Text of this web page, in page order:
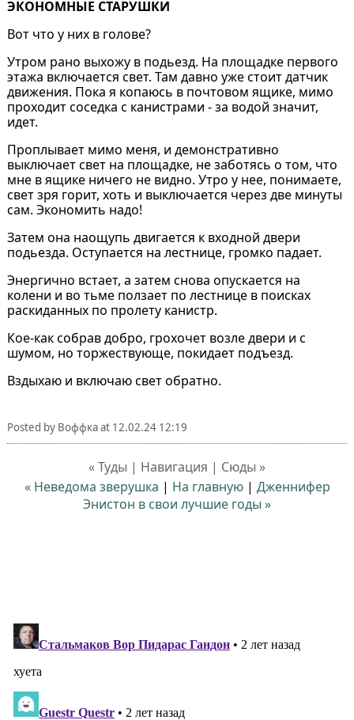
ЭКОНОМНЫЕ СТАРУШКИ
Вот что у них в голове?
Утром рано выхожу в подьезд. На площадке первого
этажа включается свет. Там давно уже стоит датчик
движения. Пока я копаюсь в почтовом ящике, мимо
проходит соседка с канистрами - за водой значит,
идет.
Проплывает мимо меня, и демонстративно
выключает свет на площадке, не заботясь о том, что
мне в ящике ничего не видно. Утро у нее, понимаете,
свет зря горит, хоть и выключается через две минуты
сам. Экономить надо!
Затем она наощупь двигается к входной двери
подьезда. Оступается на лестнице, громко падает.
Энергично встает, а затем снова опускается на
колени и во тьме ползает по лестнице в поисках
раскиданных по пролету канистр.
Кое-как собрав добро, грохочет возле двери и с
шумом, но торжествующе, покидает подъезд.
Вздыхаю и включаю свет обратно.
Posted by Воффкаat 12.02.24 12:19
« Туды | Навигация | Сюды »
« Неведома зверушка | На главную| Дженнифер
Энистон в свои лучшие годы »